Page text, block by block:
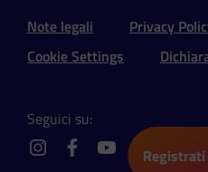
Registrati
Sezione
Note legali Privacy
Cookie Settings
Seguici su:
instagramfacebookyoutube